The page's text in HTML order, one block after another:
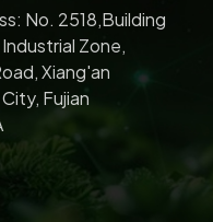
No. 2518,Building
Zone,
Xiang'an
Fujian